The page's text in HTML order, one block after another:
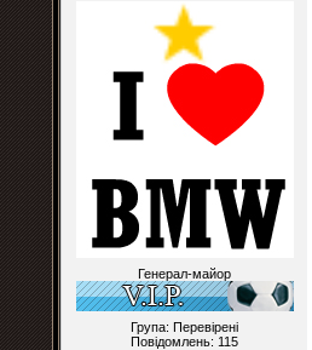
Генерал-майор
Група: Перевірені
Повідомлень: 115